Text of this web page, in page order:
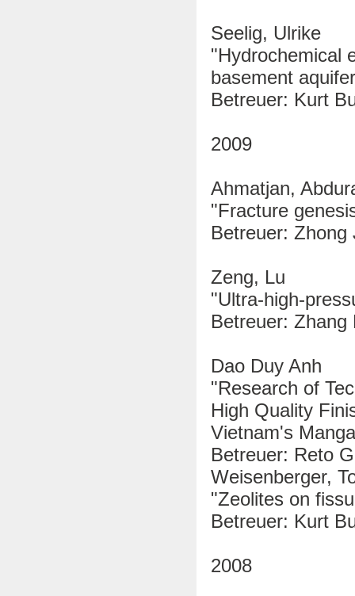
Seelig, Ulrike
"Hydrochemical
basement
Betreuer: Kurt
2009
Ahmatjan,
"Fracture
Betreuer:
Zeng, Lu
"Ultra-high-
Betreuer:
Dao Duy Anh
"Research of
High Quality
Vietnam's
Betreuer: Reto
Weisenberger,
"Zeolites on
Betreuer: Kurt
2008